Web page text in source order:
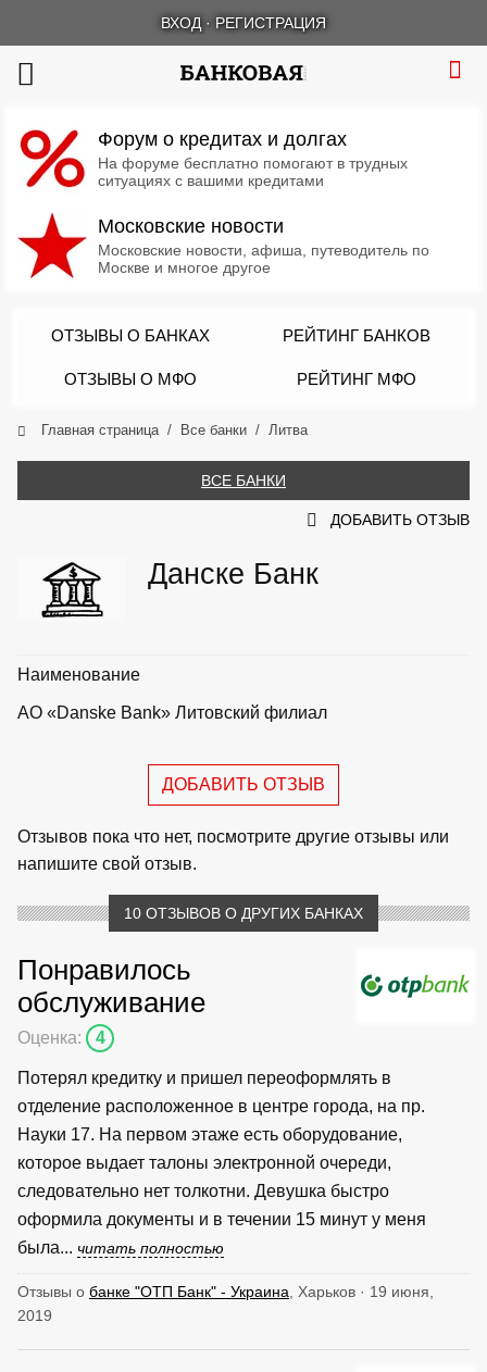
ВХОД · РЕГИСТРАЦИЯ
Форум о кредитах и долгах
На форуме бесплатно помогают в трудных
ситуациях с вашими кредитами
Московские новости
Московские новости, афиша, путеводитель по
Москве и многое другое
ОТЗЫВЫ О БАНКАХ РЕЙТИНГ БАНКОВ
ОТЗЫВЫ О МФО РЕЙТИНГ МФО
Главная страница Все банки Литва
ВСЕ БАНКИ
ДОБАВИТЬ ОТЗЫВ
Данске Банк
Наименование
АО «Danske Bank» Литовский филиал
ДОБАВИТЬ ОТЗЫВ
Отзывов пока что нет, посмотрите другие отзывы или
напишите свой отзыв.
10 ОТЗЫВОВ О ДРУГИХ БАНКАХ
Понравилось
обслуживание
Оценка: 4
Потерял кредитку и пришел переоформлять в
отделение расположенное в центре города, на пр.
Науки 17. На первом этаже есть оборудование,
которое выдает талоны электронной очереди,
следовательно нет толкотни. Девушка быстро
оформила документы и в течении 15 минут у меня
была... читать полностью
Отзывы о банке "ОТП Банк" - Украина , Харьков · 19 июня,
2019